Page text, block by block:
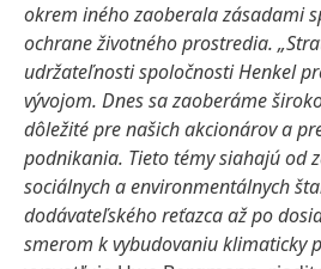
okrem iného zaoberala zásadami
ochrane životného prostredia.
udržateľnosti spoločnosti Henkel
vývojom. Dnes sa zaoberáme
dôležité pre našich akcionárov a
podnikania. Tieto témy siahajú od
sociálnych a environmentálnych
dodávateľského reťazca až po
smerom k vybudovaniu klimaticky